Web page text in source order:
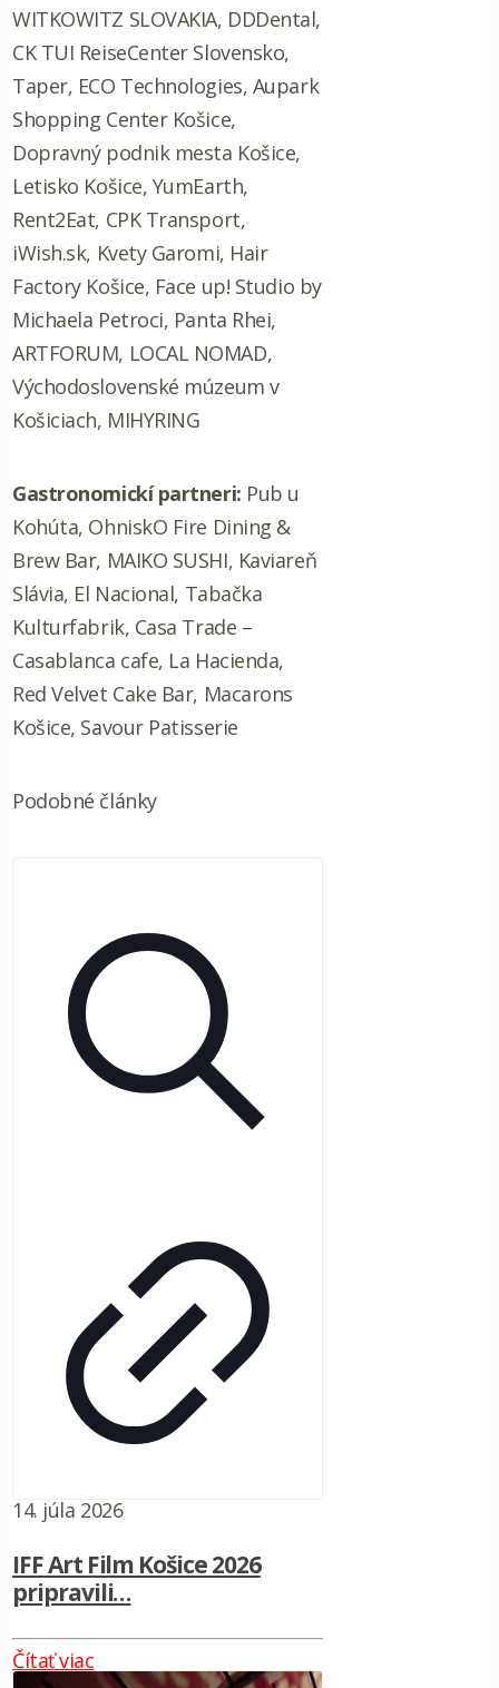
WITKOWITZ SLOVAKIA, DDDental,
CK TUI ReiseCenter Slovensko,
Taper, ECO Technologies, Aupark
Shopping Center Košice,
Dopravný podnik mesta Košice,
Letisko Košice, YumEarth,
Rent2Eat, CPK Transport,
iWish.sk, Kvety Garomi, Hair
Factory Košice, Face up! Studio by
Michaela Petroci, Panta Rhei,
ARTFORUM, LOCAL NOMAD,
Východoslovenské múzeum v
Košiciach, MIHYRING
Gastronomickí partneri: Pub u
Kohúta, OhniskO Fire Dining &
Brew Bar, MAIKO SUSHI, Kaviareň
Slávia, El Nacional, Tabačka
Kulturfabrik, Casa Trade –
Casablanca cafe, La Hacienda,
Red Velvet Cake Bar, Macarons
Košice, Savour Patisserie
Podobné články
14. júla 2026
IFF Art Film Košice 2026
pripravili…
Čítať viac